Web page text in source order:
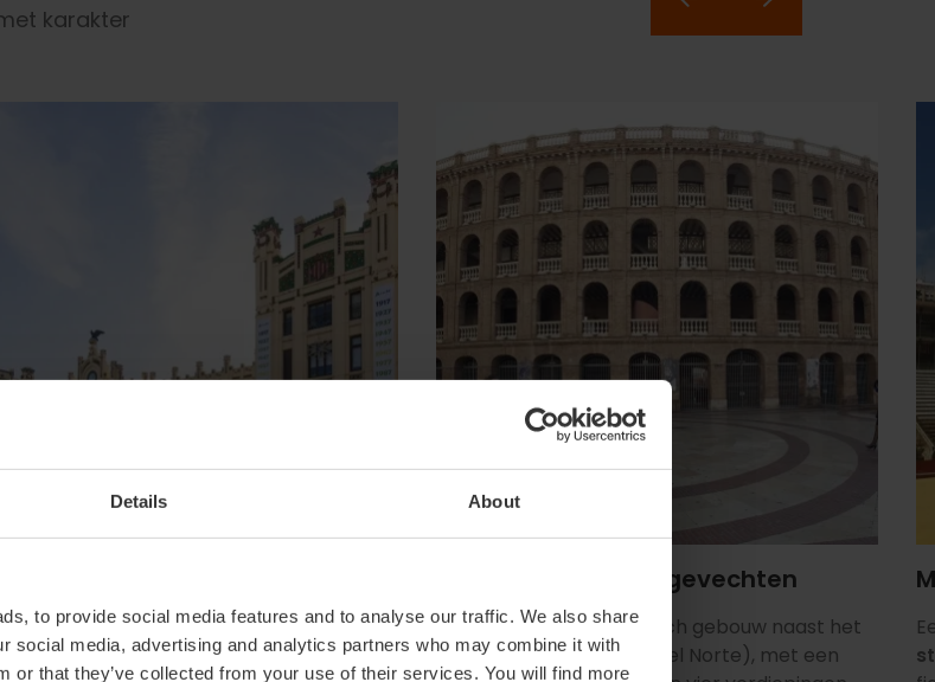
Details About
to provide social media features and to analyse our traffic. We also share
social media, advertising and analytics partners who may combine it with
or that they’ve collected from your use of their services. You will find more
karakter
voorbeeld van Valenciaans
uit 1917. De gevel met
Arena Voor Stierengevechten
Imposant neoclassicistisch gebouw naast het
Noordstation (Estación del Norte), met een